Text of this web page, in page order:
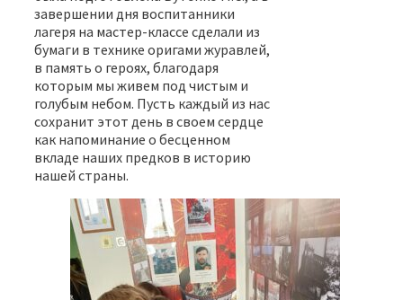
завершении дня воспитанники
лагеря на мастер-классе сделали из
бумаги в технике оригами журавлей,
в память о героях, благодаря
которым мы живем под чистым и
голубым небом. Пусть каждый из нас
сохранит этот день в своем сердце
как напоминание о бесценном
вкладе наших предков в историю
нашей страны.